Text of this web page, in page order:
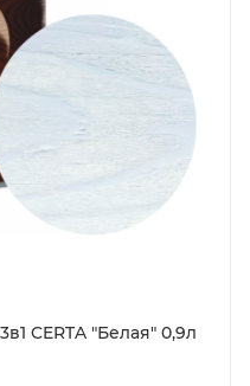
CERTA "Белая" 0,9л